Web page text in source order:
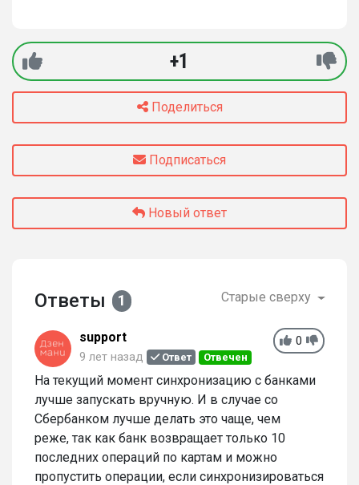
+1
Поделиться
Подписаться
Новый ответ
Ответы 1 Старые сверху
0
support
9 лет назад Ответ Отвечен
На текущий момент синхронизацию с банками
лучше запускать вручную. И в случае со
Сбербанком лучше делать это чаще, чем
реже, так как банк возвращает только 10
последних операций по картам и можно
пропустить операции, если синхронизироваться